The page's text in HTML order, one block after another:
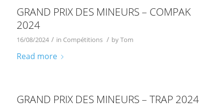
GRAND PRIX DES MINEURS – COMPAK
2024
16/08/2024 / in Compétitions / byTom
Read more
GRAND PRIX DES MINEURS – TRAP 2024